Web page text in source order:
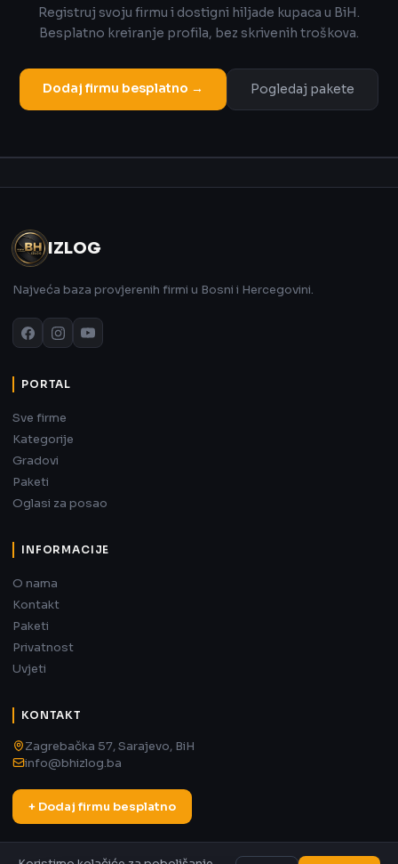
Registruj svoju firmu i dostigni hiljade kupaca u BiH.
Besplatno kreiranje profila, bez skrivenih troškova.
Dodaj firmu besplatno → Pogledaj pakete
IZLOG
Najveća baza provjerenih firmi u Bosni i Hercegovini.
PORTAL
Sve firme
Kategorije
Gradovi
Paketi
Oglasi za posao
INFORMACIJE
O nama
Kontakt
Paketi
Privatnost
Uvjeti
KONTAKT
Zagrebačka 57, Sarajevo, BiH
info@bhizlog.ba
+ Dodaj firmu besplatno